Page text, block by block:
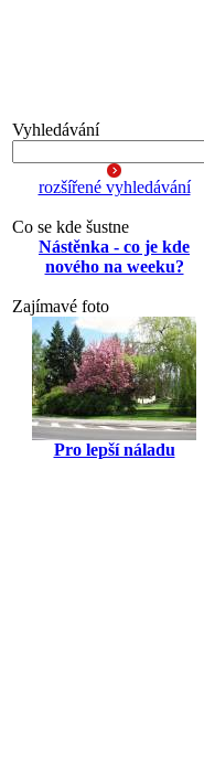
Vyhledávání
rozšířené vyhledávání
Co se kde šustne
Nástěnka - co je kde
nového na weeku?
Zajímavé foto
Pro lepší náladu